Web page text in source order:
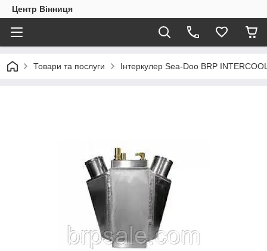
Центр Вінниця
Товари та послуги Інтеркулер Sea-Doo BRP